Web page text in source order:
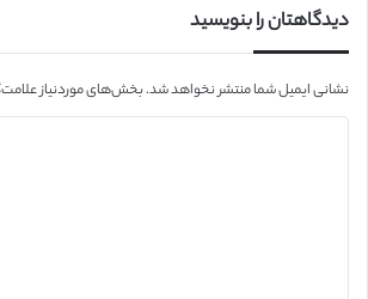
دیدگاهتان را بنویسید
نشانی ایمیل شما منتشر نخواهد شد.بخش‌های موردنیاز